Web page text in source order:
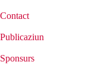
Contact
Publicaziun
Sponsurs